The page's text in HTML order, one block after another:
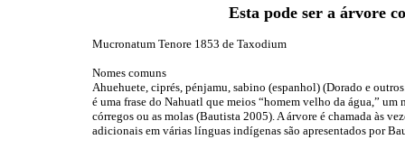
Esta pode ser a árvore
Mucronatum Tenore 1853 de Taxodium
Nomes comuns
Ahuehuete, ciprés, pénjamu, sabino (espanhol) (Dorado e
é uma frase do Nahuatl que meios “homem velho da água,” um
córregos ou as molas (Bautista 2005). A árvore é chamada às
adicionais em várias línguas indígenas são apresentados por